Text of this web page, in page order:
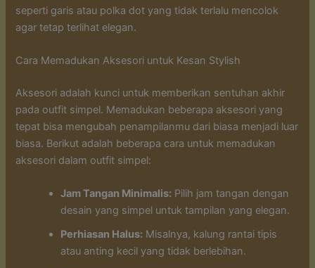
seperti garis atau polka dot yang tidak terlalu mencolok
agar tetap terlihat elegan.
Cara Memadukan Aksesori untuk Kesan Stylish
Aksesori adalah kunci untuk memberikan sentuhan akhir
pada outfit simpel. Memadukan beberapa aksesori yang
tepat bisa mengubah penampilanmu dari biasa menjadi luar
biasa. Berikut adalah beberapa cara untuk memadukan
aksesori dalam outfit simpel:
Jam Tangan Minimalis: Pilih jam tangan dengan
desain yang simpel untuk tampilan yang elegan.
Perhiasan Halus: Misalnya, kalung rantai tipis
atau anting kecil yang tidak berlebihan.